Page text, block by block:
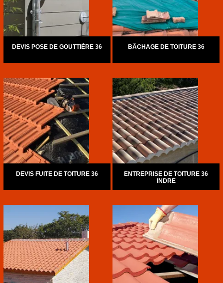
DEVIS POSE DE GOUTTIÈRE 36 BÂCHAGE DE TOITURE 36
DEVIS FUITE DE TOITURE 36
ENTREPRISE DE TOITURE 36
INDRE